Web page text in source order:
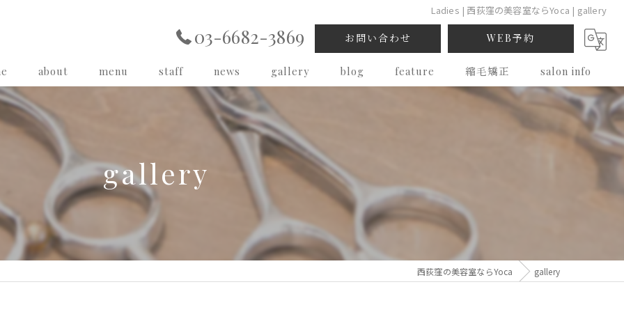
Ladies | 西荻窪の美容室ならYoca | gallery
03-6682-3869 お問い合わせ WEB予約
about menu staff news gallery blog feature 縮毛矯正 salon info
gallery
西荻窪の美容室ならYoca gallery